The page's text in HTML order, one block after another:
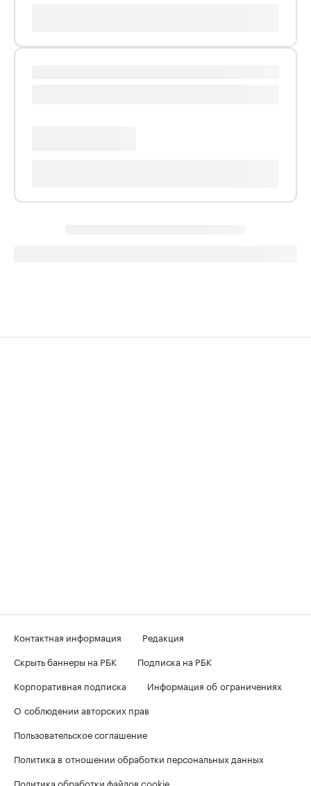
Контактная информация
Редакция
Скрыть баннеры на РБК
Подписка на РБК
Корпоративная подписка
Информация об ограничениях
О соблюдении авторских прав
Пользовательское соглашение
Политика в отношении обработки персональных данных
Политика обработки файлов cookie